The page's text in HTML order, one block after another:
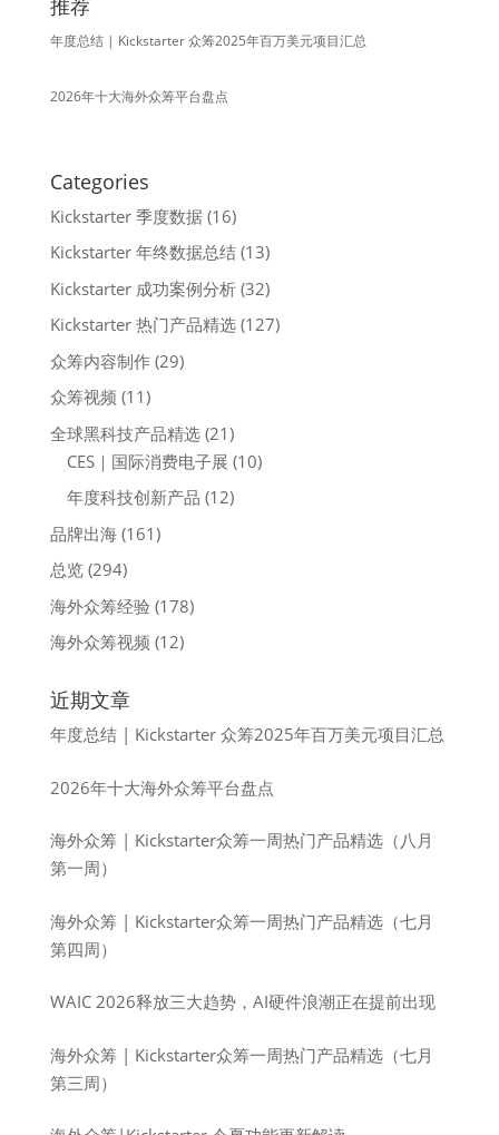
年度总结 | Kickstarter 众筹2025年百万美元项目汇总
2026年十大海外众筹平台盘点
Categories
Kickstarter 季度数据(16)
Kickstarter 年终数据总结(13)
Kickstarter 成功案例分析(32)
Kickstarter 热门产品精选(127)
众筹内容制作(29)
众筹视频 (11)
全球黑科技产品精选(21)
CES｜国际消费电子展 (10)
年度科技创新产品 (12)
品牌出海(161)
总览(294)
海外众筹经验 (178)
海外众筹视频 (12)
近期文章
年度总结 | Kickstarter 众筹2025年百万美元项目汇总
2026年十大海外众筹平台盘点
海外众筹 | Kickstarter众筹一周热门产品精选（八月
第一周）
海外众筹 | Kickstarter众筹一周热门产品精选（七月
第四周）
WAIC 2026释放三大趋势，AI硬件浪潮正在提前出现
海外众筹 | Kickstarter众筹一周热门产品精选（七月
第三周）